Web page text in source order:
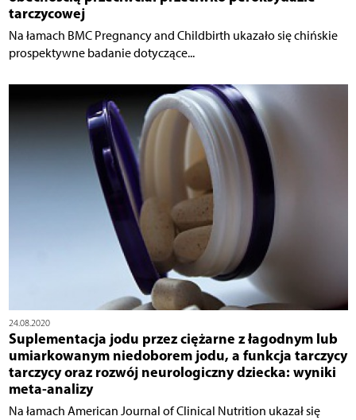
tarczycowej
Na łamach BMC Pregnancy and Childbirth ukazało się chińskie
prospektywne badanie dotyczące...
24.08.2020
Suplementacja jodu przez ciężarne z łagodnym lub
umiarkowanym niedoborem jodu, a funkcja tarczycy
tarczycy oraz rozwój neurologiczny dziecka: wyniki
meta-analizy
Na łamach American Journal of Clinical Nutrition ukazał się